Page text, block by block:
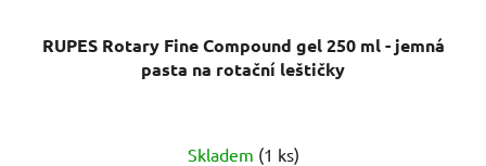
RUPES Rotary Fine Compound gel 250 ml - jemná
pasta na rotační leštičky
Skladem (1 ks)